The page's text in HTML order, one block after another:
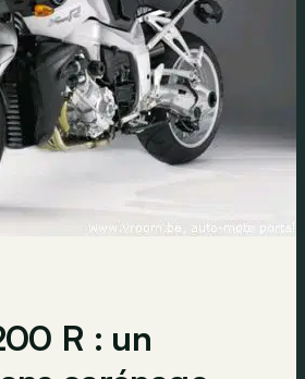
R : un